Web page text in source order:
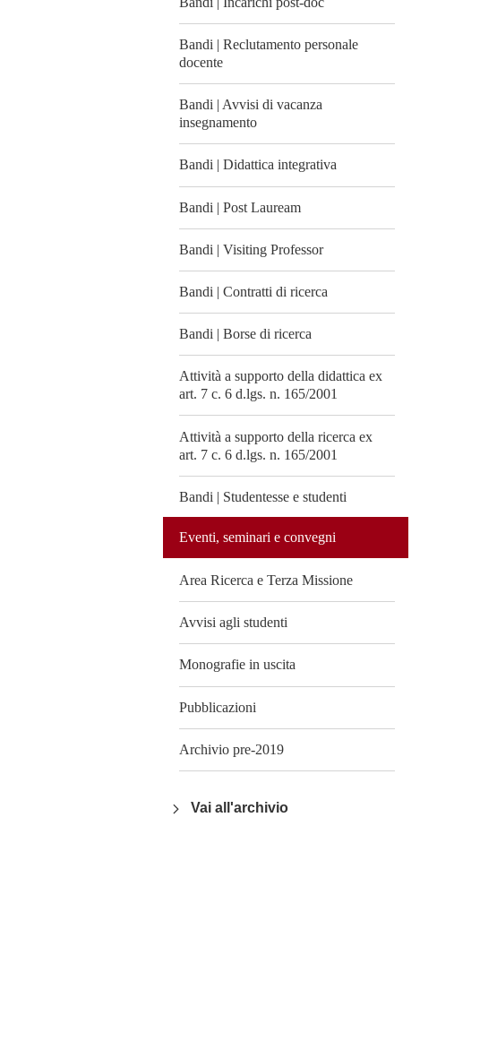
Bandi | Reclutamento personale
docente
Bandi | Avvisi di vacanza
insegnamento
Bandi | Didattica integrativa
Bandi | Post Lauream
Bandi | Visiting Professor
Bandi | Contratti di ricerca
Bandi | Borse di ricerca
Attività a supporto della didattica ex
art. 7 c. 6 d.lgs. n. 165/2001
Attività a supporto della ricerca ex
art. 7 c. 6 d.lgs. n. 165/2001
Bandi | Studentesse e studenti
Eventi, seminari e convegni
Area Ricerca e Terza Missione
Avvisi agli studenti
Monografie in uscita
Pubblicazioni
Archivio pre-2019
Vai all'archivio